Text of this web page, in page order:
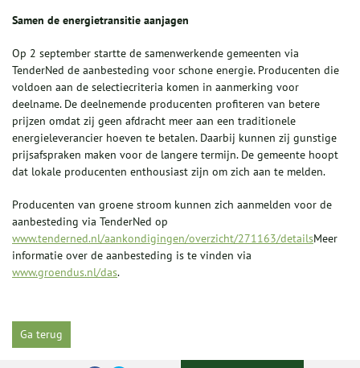
Samen de energietransitie aanjagen
Op 2 september startte de samenwerkende gemeenten via
TenderNed de aanbesteding voor schone energie. Producenten die
voldoen aan de selectiecriteria komen in aanmerking voor
deelname. De deelnemende producenten profiteren van betere
prijzen omdat zij geen afdracht meer aan een traditionele
energieleverancier hoeven te betalen. Daarbij kunnen zij gunstige
prijsafspraken maken voor de langere termijn. De gemeente hoopt
dat lokale producenten enthousiast zijn om zich aan te melden.
Producenten van groene stroom kunnen zich aanmelden voor de
aanbesteding via TenderNed op
www.tenderned.nl/aankondigingen/overzicht/271163/detailsMeer
informatie over de aanbesteding is te vinden via
www.groendus.nl/das.
Ga terug